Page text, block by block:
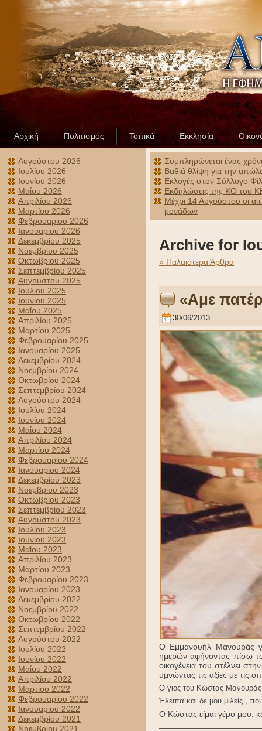
Αρχική Πολιτισμός Τοπικά Εκκλησία
Αυγούστου 2026
Ιουλίου 2026
Ιουνίου 2026
Μαΐου 2026
Απριλίου 2026
Μαρτίου 2026
Φεβρουαρίου 2026
Ιανουαρίου 2026
Δεκεμβρίου 2025
Νοεμβρίου 2025
Οκτωβρίου 2025
Σεπτεμβρίου 2025
Αυγούστου 2025
Ιουλίου 2025
Ιουνίου 2025
Μαΐου 2025
Απριλίου 2025
Μαρτίου 2025
Φεβρουαρίου 2025
Ιανουαρίου 2025
Δεκεμβρίου 2024
Νοεμβρίου 2024
Οκτωβρίου 2024
Σεπτεμβρίου 2024
Αυγούστου 2024
Ιουλίου 2024
Ιουνίου 2024
Μαΐου 2024
Απριλίου 2024
Μαρτίου 2024
Φεβρουαρίου 2024
Ιανουαρίου 2024
Δεκεμβρίου 2023
Νοεμβρίου 2023
Οκτωβρίου 2023
Σεπτεμβρίου 2023
Αυγούστου 2023
Ιουλίου 2023
Ιουνίου 2023
Μαΐου 2023
Απριλίου 2023
Μαρτίου 2023
Φεβρουαρίου 2023
Ιανουαρίου 2023
Δεκεμβρίου 2022
Νοεμβρίου 2022
Οκτωβρίου 2022
Σεπτεμβρίου 2022
Αυγούστου 2022
Ιουλίου 2022
Ιουνίου 2022
Μαΐου 2022
Απριλίου 2022
Μαρτίου 2022
Φεβρουαρίου 2022
Ιανουαρίου 2022
Δεκεμβρίου 2021
Νοεμβρίου 2021
Συμπληρώνεται ένας
Βαθιά θλίψη για την
Εκλογές στον Σύλλογο
Εκδηλώσεις της ΚΟ του
Μέχρι 14 Αυγούστου οι
μονάδων
Archive for
» Παλαιότερα Άρθρα
«Αμε
30/06/2013
Ο Εμμανουήλ Μανουράς
ημερών αφήνοντας πίσω
οικογένεια του στέλνει
υμνώντας τις αξίες με τις
Ο γιος του Κώστας Μανουράς
Έλειπα και δε μου μιλείς ,
Ο Κώστας είμαι γέρο μου,